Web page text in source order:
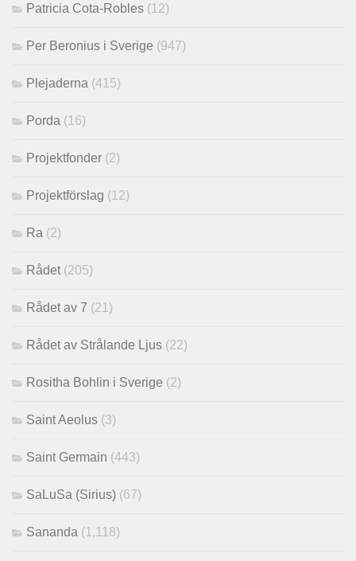
Patricia Cota-Robles (12)
Per Beronius i Sverige (947)
Plejaderna (415)
Porda (16)
Projektfonder (2)
Projektförslag (12)
Ra (2)
Rådet (205)
Rådet av 7 (21)
Rådet av Strålande Ljus (22)
Rositha Bohlin i Sverige (2)
Saint Aeolus (3)
Saint Germain (443)
SaLuSa (Sirius) (67)
Sananda (1,118)